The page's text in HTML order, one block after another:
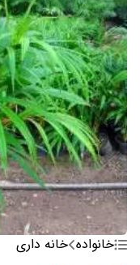
خانواده خانه داری